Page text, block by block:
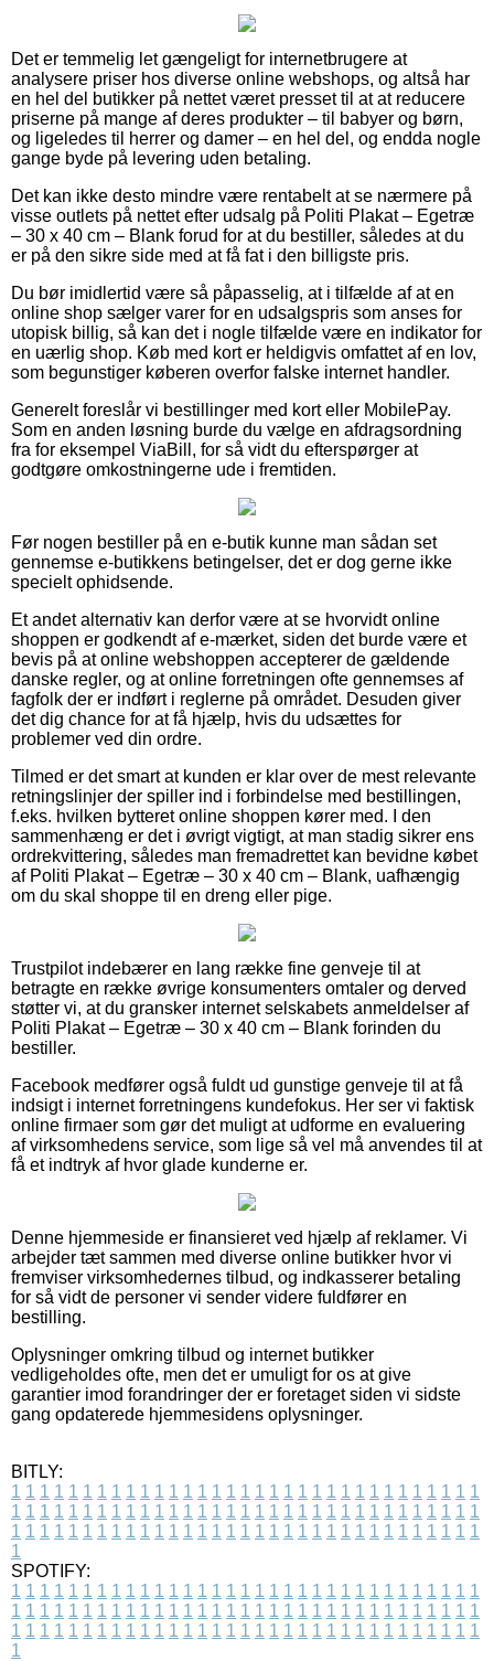
Det er temmelig let gængeligt for internetbrugere at
analysere priser hos diverse online webshops, og altså har
en hel del butikker på nettet været presset til at at reducere
priserne på mange af deres produkter – til babyer og børn,
og ligeledes til herrer og damer – en hel del, og endda nogle
gange byde på levering uden betaling.
Det kan ikke desto mindre være rentabelt at se nærmere på
visse outlets på nettet efter udsalg på Politi Plakat – Egetræ
– 30 x 40 cm – Blank forud for at du bestiller, således at du
er på den sikre side med at få fat i den billigste pris.
Du bør imidlertid være så påpasselig, at i tilfælde af at en
online shop sælger varer for en udsalgspris som anses for
utopisk billig, så kan det i nogle tilfælde være en indikator for
en uærlig shop. Køb med kort er heldigvis omfattet af en lov,
som begunstiger køberen overfor falske internet handler.
Generelt foreslår vi bestillinger med kort eller MobilePay.
Som en anden løsning burde du vælge en afdragsordning
fra for eksempel ViaBill, for så vidt du efterspørger at
godtgøre omkostningerne ude i fremtiden.
Før nogen bestiller på en e-butik kunne man sådan set
gennemse e-butikkens betingelser, det er dog gerne ikke
specielt ophidsende.
Et andet alternativ kan derfor være at se hvorvidt online
shoppen er godkendt af e-mærket, siden det burde være et
bevis på at online webshoppen accepterer de gældende
danske regler, og at online forretningen ofte gennemses af
fagfolk der er indført i reglerne på området. Desuden giver
det dig chance for at få hjælp, hvis du udsættes for
problemer ved din ordre.
Tilmed er det smart at kunden er klar over de mest relevante
retningslinjer der spiller ind i forbindelse med bestillingen,
f.eks. hvilken bytteret online shoppen kører med. I den
sammenhæng er det i øvrigt vigtigt, at man stadig sikrer ens
ordrekvittering, således man fremadrettet kan bevidne købet
af Politi Plakat – Egetræ – 30 x 40 cm – Blank, uafhængig
om du skal shoppe til en dreng eller pige.
Trustpilot indebærer en lang række fine genveje til at
betragte en række øvrige konsumenters omtaler og derved
støtter vi, at du gransker internet selskabets anmeldelser af
Politi Plakat – Egetræ – 30 x 40 cm – Blank forinden du
bestiller.
Facebook medfører også fuldt ud gunstige genveje til at få
indsigt i internet forretningens kundefokus. Her ser vi faktisk
online firmaer som gør det muligt at udforme en evaluering
af virksomhedens service, som lige så vel må anvendes til at
få et indtryk af hvor glade kunderne er.
Denne hjemmeside er finansieret ved hjælp af reklamer. Vi
arbejder tæt sammen med diverse online butikker hvor vi
fremviser virksomhedernes tilbud, og indkasserer betaling
for så vidt de personer vi sender videre fuldfører en
bestilling.
Oplysninger omkring tilbud og internet butikker
vedligeholdes ofte, men det er umuligt for os at give
garantier imod forandringer der er foretaget siden vi sidste
gang opdaterede hjemmesidens oplysninger.
BITLY:
1 1 1 1 1 1 1 1 1 1 1 1 1 1 1 1 1 1 1 1 1 1 1 1 1 1 1 1 1 1 1 1 1
1 1 1 1 1 1 1 1 1 1 1 1 1 1 1 1 1 1 1 1 1 1 1 1 1 1 1 1 1 1 1 1 1
1 1 1 1 1 1 1 1 1 1 1 1 1 1 1 1 1 1 1 1 1 1 1 1 1 1 1 1 1 1 1 1 1
1
SPOTIFY:
1 1 1 1 1 1 1 1 1 1 1 1 1 1 1 1 1 1 1 1 1 1 1 1 1 1 1 1 1 1 1 1 1
1 1 1 1 1 1 1 1 1 1 1 1 1 1 1 1 1 1 1 1 1 1 1 1 1 1 1 1 1 1 1 1 1
1 1 1 1 1 1 1 1 1 1 1 1 1 1 1 1 1 1 1 1 1 1 1 1 1 1 1 1 1 1 1 1 1
1